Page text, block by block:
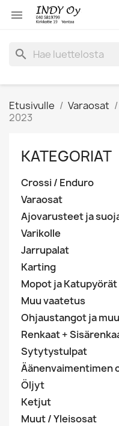

search
Etusivulle Varaosat
2023
KATEGORIAT
Crossi / Enduro
Varaosat
Ajovarusteet ja
Varikolle
Jarrupalat
Karting
Mopot ja Katupyörät
Muu vaatetus
Ohjaustangot ja
Renkaat +
Sytytystulpat
Äänenvaimentimen
Öljyt
Ketjut
Muut / Yleisosat